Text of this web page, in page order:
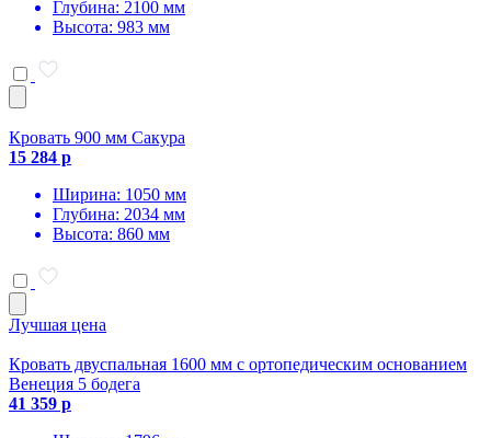
Глубина: 2100 мм
Высота: 983 мм
Кровать 900 мм Сакура
15 284 р
Ширина: 1050 мм
Глубина: 2034 мм
Высота: 860 мм
Лучшая цена
Кровать двуспальная 1600 мм с ортопедическим основанием
Венеция 5 бодега
41 359 р